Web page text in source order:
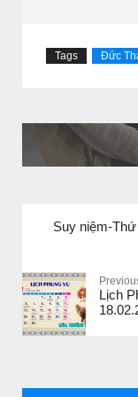
Tags Đức
Suy niệm-
Lịch